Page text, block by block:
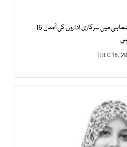
گزشتہ مالی سال کی پہلی ششماہی میں سرکاری اداروں کی آمدن 15